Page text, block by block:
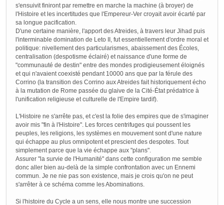
s'ensuivit finiront par remettre en marche la machine (à broyer) de
l'Histoire et les incertitudes que l'Empereur-Ver croyait avoir écarté par
sa longue pacification.
D'une certaine manière, l'apport des Atreides, à travers leur Jihad puis
l'interminable domination de Leto II, fut essentiellement d'ordre moral et
politique: nivellement des particularismes, abaissement des Écoles,
centralisation (despotisme éclairé) et naissance d'une forme de
"communauté de destin" entre des mondes prodigieusement éloignés
et qui n'avaient coexisté pendant 10000 ans que par la férule des
Corrino (la transition des Corrino aux Atreides fait historiquement écho
à la mutation de Rome passée du glaive de la Cité-État prédatrice à
l'unification religieuse et culturelle de l'Empire tardif).
L'Histoire ne s'arrête pas, et c'est la folie des empires que de s'imaginer
avoir mis "fin à l'Histoire". Les forces centrifuges qui poussent les
peuples, les religions, les systèmes en mouvement sont d'une nature
qui échappe au plus omnipotent et prescient des despotes. Tout
simplement parce que la vie échappe aux "plans".
Assurer "la survie de l'Humanité" dans cette configuration me semble
donc aller bien au-delà de la simple confrontation avec un Ennemi
commun. Je ne nie pas son existence, mais je crois qu'on ne peut
s'arrêter à ce schéma comme les Abominations.
Si l'histoire du Cycle a un sens, elle nous montre une succession